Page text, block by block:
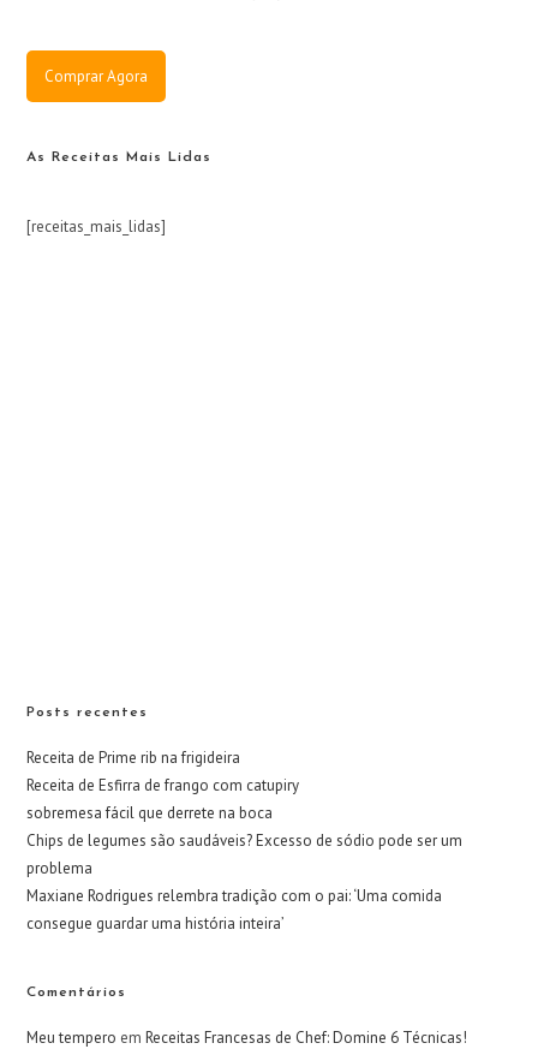
Comprar Agora
As Receitas Mais Lidas
[receitas_mais_lidas]
Posts recentes
Receita de Prime rib na frigideira
Receita de Esfirra de frango com catupiry
sobremesa fácil que derrete na boca
Chips de legumes são saudáveis? Excesso de sódio pode ser um
problema
Maxiane Rodrigues relembra tradição com o pai: ‘Uma comida
consegue guardar uma história inteira’
Comentários
Meu tempero emReceitas Francesas de Chef: Domine 6 Técnicas!